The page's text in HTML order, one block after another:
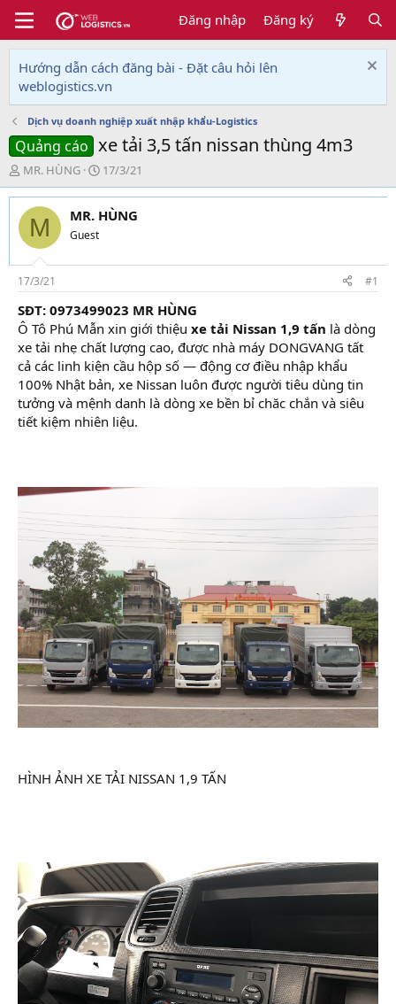
Đăng nhập Đăng ký
Hướng dẫn cách đăng bài - Đặt câu hỏi lên
weblogistics.vn
Dịch vụ doanh nghiệp xuất nhập khẩu-Logistics
Quảng cáo xe tải 3,5 tấn nissan thùng 4m3
T
h
r
e
d
s
t
a
r
t
e
r
MR. HÙNG
N
g
à
y
i
17/3/21
M MR. HÙNG
Guest
17/3/21 #1
SĐT: 0973499023 MR HÙNG
Ô Tô Phú Mẫn xin giới thiệu xe tải Nissan 1,9 tấn là dòng
xe tải nhẹ chất lượng cao, được nhà máy DONGVANG tất
cả các linh kiện cầu hộp số — động cơ điều nhập khẩu
100% Nhật bản, xe Nissan luôn được người tiêu dùng tin
tưởng và mệnh danh là dòng xe bền bỉ chăc chắn và siêu
tiết kiệm nhiên liệu.
HÌNH ẢNH XE TẢI NISSAN 1,9 TẤN